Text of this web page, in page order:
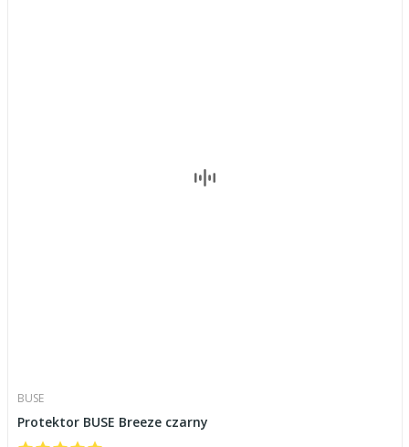
BUSE
Protektor BUSE Breeze czarny